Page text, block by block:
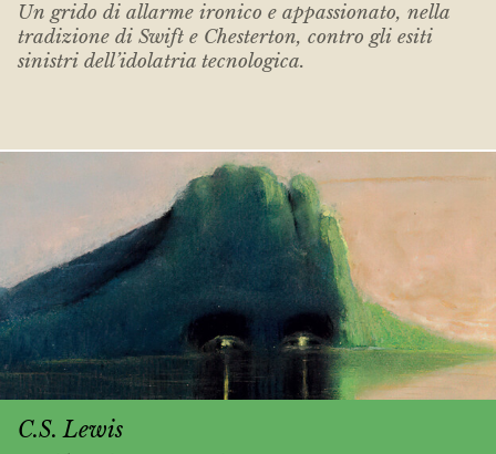
Un grido di allarme ironico e appassionato, nella
tradizione di Swift e Chesterton, contro gli esiti
sinistri dell’idolatria tecnologica.
C.S. Lewis